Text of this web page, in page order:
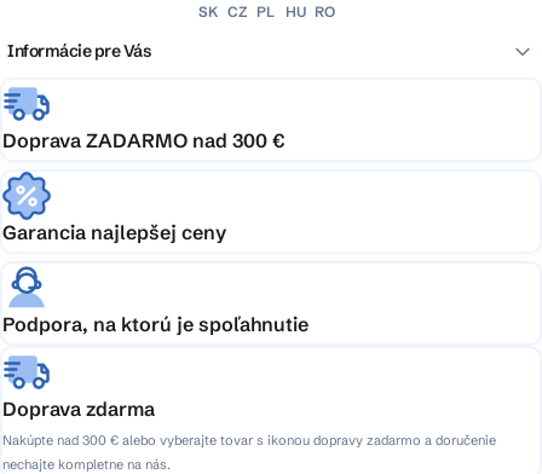
SK CZ PL HU RO
Informácie pre Vás
Doprava ZADARMO nad 300 €
Garancia najlepšej ceny
Podpora, na ktorú je spoľahnutie
Doprava zdarma
Nakúpte nad 300 € alebo vyberajte tovar s ikonou dopravy zadarmo a doručenie
nechajte kompletne na nás.